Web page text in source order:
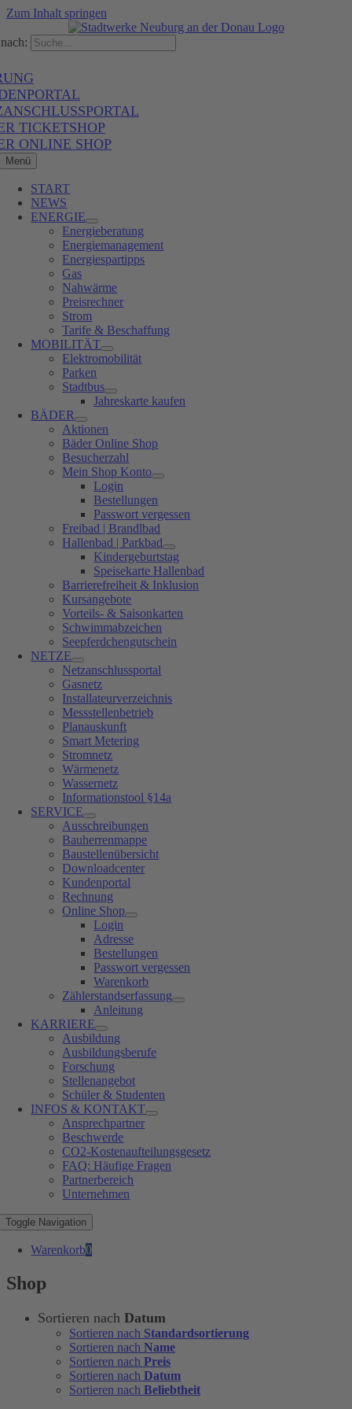
Zum Inhalt springen
TICKETSHOP
ONLINE SHOP
Menü
START
NEWS
ENERGIE
Energieberatung
Energiemanagement
Energiespartipps
Gas
Nahwärme
Preisrechner
Strom
Tarife & Beschaffung
MOBILITÄT
Elektromobilität
Parken
Stadtbus
Jahreskarte kaufen
BÄDER
Aktionen
Bäder Online Shop
Besucherzahl
Mein Shop Konto
Login
Bestellungen
Passwort vergessen
Freibad | Brandlbad
Hallenbad | Parkbad
Kindergeburtstag
Speisekarte Hallenbad
Barrierefreiheit & Inklusion
Kursangebote
Vorteils- & Saisonkarten
Schwimmabzeichen
Seepferdchengutschein
NETZE
Netzanschlussportal
Gasnetz
Installateurverzeichnis
Messstellenbetrieb
Planauskunft
Smart Metering
Stromnetz
Wärmenetz
Wassernetz
Informationstool §14a
SERVICE
Ausschreibungen
Bauherrenmappe
Baustellenübersicht
Downloadcenter
Kundenportal
Rechnung
Online Shop
Login
Adresse
Bestellungen
Passwort vergessen
Warenkorb
Zählerstandserfassung
Anleitung
KARRIERE
Ausbildung
Ausbildungsberufe
Forschung
Stellenangebot
Schüler & Studenten
INFOS & KONTAKT
Ansprechpartner
Beschwerde
CO2-Kostenaufteilungsgesetz
FAQ: Häufige Fragen
Partnerbereich
Unternehmen
Toggle Navigation
Warenkorb0
Shop
Sortieren nach Datum
Sortieren nach Standardsortierung
Sortieren nach Name
Sortieren nach Preis
Sortieren nach Datum
Sortieren nach Beliebtheit